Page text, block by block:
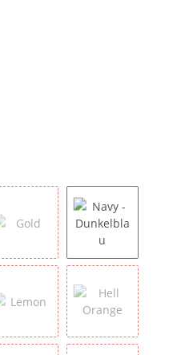
Gold Navy -
Lemon Hell Orange